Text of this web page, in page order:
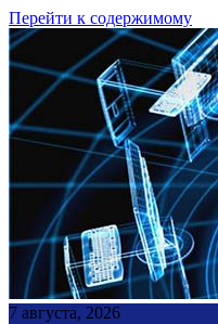
Перейти к содержимому
7 августа, 2026